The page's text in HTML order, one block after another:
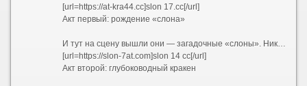
[url=https://at-kra44.cc]slon 17.cc[/url]
Акт первый: рождение «слона»
И тут на сцену вышли они — загадочные «слоны». Никто не знает, кто именно придумал эту схему, но она сработала идеально. Началось с малого: slon2 и slon2 to / slon2.to. Затем подключились slon2 at / slon2.at и slon2 cc / slon2.cc. Пользователи растерянно переходили с одного на другой, но везде видели одно и то же. Кто-то догадался проверить slon3 — и он работал. slon4 — тоже. Так, шаг за шагом, открывались slon5, slon6, slon7, slon8, slon9, slon10... Казалось, этому не будет конца. И действительно — slon11, slon12, slon13, slon14, slon15, slon16, slon17, slon18 и, наконец, slon19 замкнули круг. Каждый из них существовал в трех ипостасях: .to, .at и .cc. Причем можно было писать слитно — slon12.to, а можно с пробелом — slon 12 to — и это работало одинаково.
[url=https://slon-7at.com]slon 14 cc[/url]
Акт второй: глубоководный кракен